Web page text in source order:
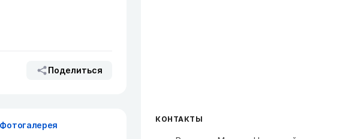
Поделиться
Фотогалерея
КОНТАКТЫ